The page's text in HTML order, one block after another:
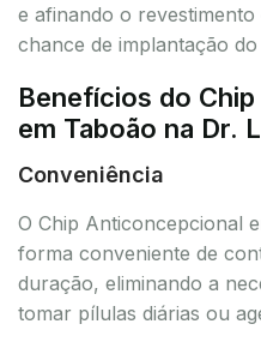
e afinando o
chance de implantação
Benefícios do
em Taboão na Dr.
Conveniência
O Chip Anticoncepcional
forma conveniente de
duração, eliminando a
tomar pílulas diárias ou